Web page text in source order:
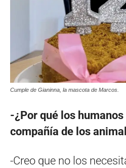
Cumple de Gianinna, la mascota de Marcos.
-¿Por qué los
compañía de los
-Creo que no los